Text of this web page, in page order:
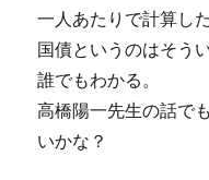
一人あたりで計算し
国債というのはそう
誰でもわかる。
高橋陽一先生の話で
いかな？